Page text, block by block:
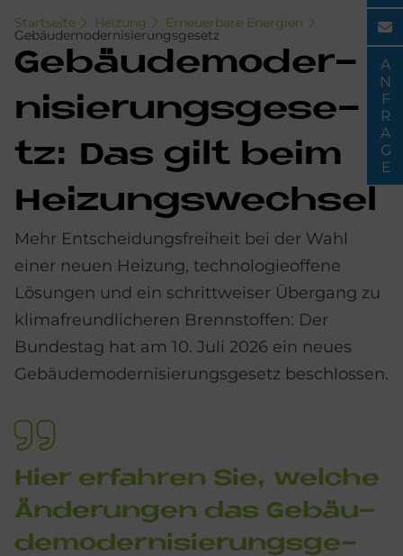
Startseite Heizung Erneuerbare Energien
Gebäudemodernisierungsgesetz
Ge­bäu­de­mo­der­
ni­sie­rungs­ge­se­
tz: Das gilt beim
Hei­zungs­wech­sel
Mehr Entscheidungsfreiheit bei der Wahl
einer neuen Heizung, technologieoffene
Lösungen und ein schrittweiser Übergang zu
klimafreundlicheren Brennstoffen: Der
Bundestag hat am 10. Juli 2026 ein neues
Gebäudemodernisierungsgesetz beschlossen.
Hier er­fah­ren Sie, wel­che
Än­de­run­gen das Ge­bäu­
de­mo­der­ni­sie­rungs­ge­
ANFRAGE